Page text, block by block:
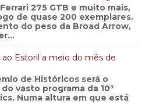
275 GTB e muito mais,
de quase 200 exemplares.
do peso da Broad Arrow,
ao Estoril a meio do mês de
de Históricos será o
vasto programa da 10ª
Numa altura em que está